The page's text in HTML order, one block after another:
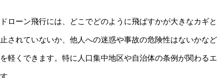
ドローン飛行には、どこでどのように飛ばすかが大きなカギ
止されていないか、他人への迷惑や事故の危険性はないかな
を軽くできます。特に人口集中地区や自治体の条例が関わる
す。